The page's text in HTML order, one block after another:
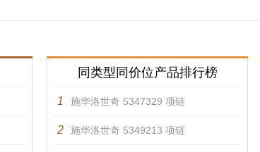
同类型同价位产品排行榜
1 施华洛世奇 5347329 项链
2 施华洛世奇 5349213 项链